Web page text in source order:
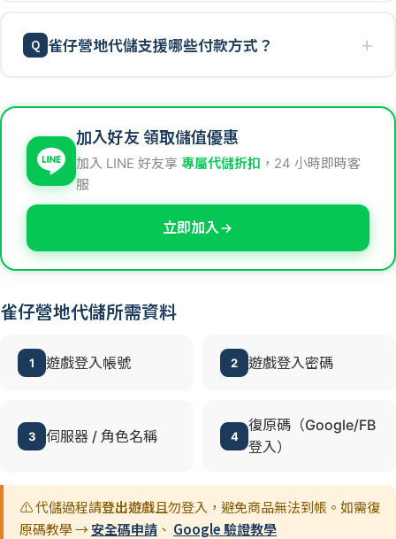
雀仔營地代儲支援哪些付款方式？
加入好友 領取儲值優惠
加入 LINE 好友享 專屬代儲折扣 ，24 小時即時客
服
立即加入
雀仔營地代儲所需資料
1 遊戲登入帳號 2 遊戲登入密碼
3 伺服器 / 角色名稱 4
復原碼（Google/FB
登入）
⚠️ 代儲過程請登出遊戲且勿登入，避免商品無法到帳。如需復
原碼教學 →安全碼申請 、 Google 驗證教學